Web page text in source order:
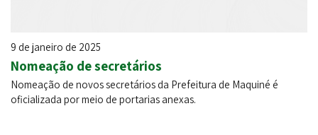
9 de janeiro de 2025
Nomeação de secretários
Nomeação de novos secretários da Prefeitura de Maquiné é
oficializada por meio de portarias anexas.